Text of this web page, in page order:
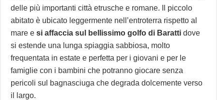
delle più importanti città etrusche e romane. Il piccolo
abitato è ubicato leggermente nell’entroterra rispetto al
mare esi affaccia sul bellissimo golfo di Baratti dove
si estende una lunga spiaggia sabbiosa, molto
frequentata in estate e perfetta per i giovani e per le
famiglie con i bambini che potranno giocare senza
pericoli sul bagnasciuga che degrada dolcemente verso
il largo.